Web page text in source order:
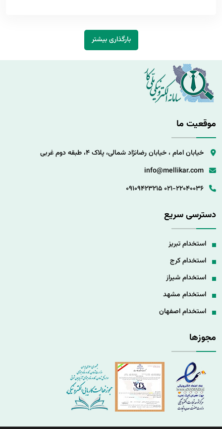
بارگذاری بیشتر
موقعیت ما
خیابان امام ، خیابان رضانژاد شمالی، پلاک 4، طبقه دوم غربی
info@mellikar.com
021-22040036
09109423215
دسترسی سریع
استخدام تبریز
استخدام کرج
استخدام شیراز
استخدام مشهد
استخدام اصفهان
مجوزها